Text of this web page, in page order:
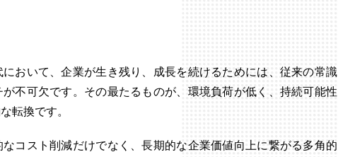
において、企業が生き残り、成長を続けるためには、従来の常識
不可欠です。その最たるものが、環境負荷が低く、持続可能性
転換です。
コスト削減だけでなく、長期的な企業価値向上に繋がる多角的